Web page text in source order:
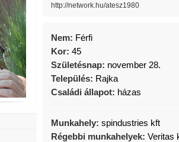
http://network.hu/atesz1980
Nem: Férfi
Kor: 45
Születésnap: november 28.
Település: Rajka
Családi állapot: házas
Munkahely: spindustries kft
Régebbi munkahelyek: Veritas